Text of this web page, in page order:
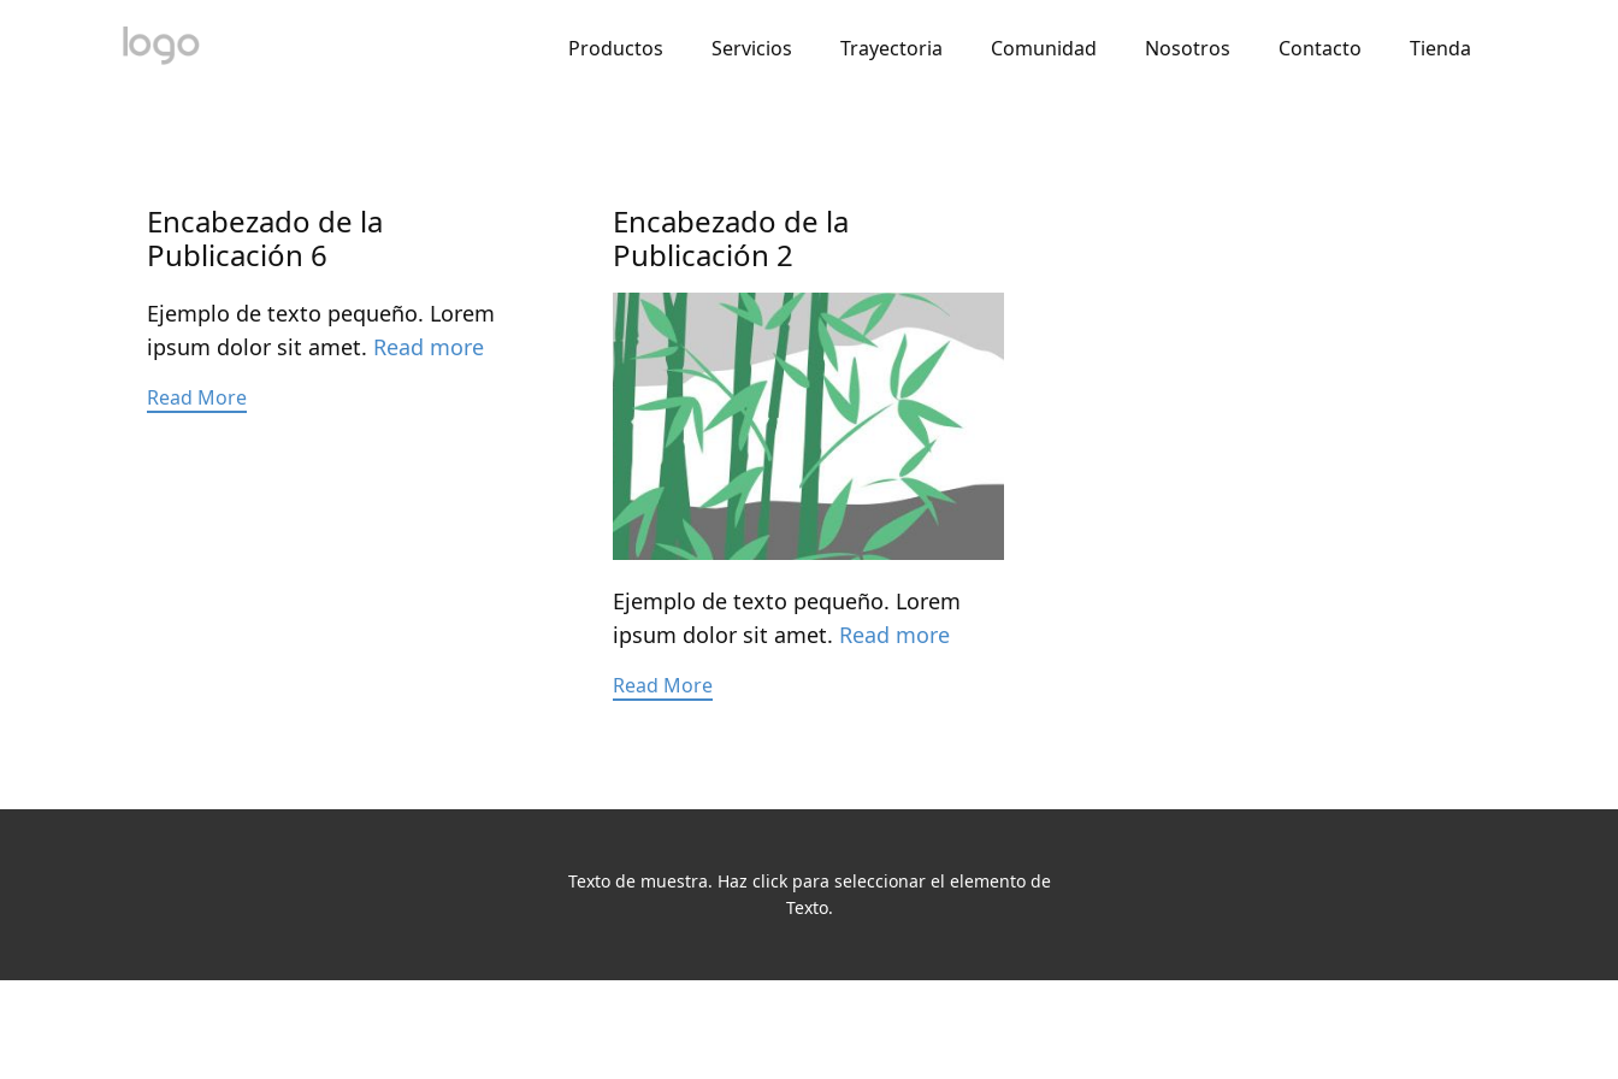
Productos Servicios Trayectoria Comunidad Nosotros Contacto Tienda
Encabezado de la
Publicación 6
Ejemplo de texto pequeño. Lorem
ipsum dolor sit amet. Read more
Read More
Encabezado de la
Publicación 2
Ejemplo de texto pequeño. Lorem
ipsum dolor sit amet. Read more
Read More
Texto de muestra. Haz click para seleccionar el elemento de
Texto.